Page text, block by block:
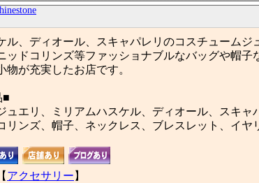
ル、ディオール、スキャパレリのコスチュームジ
ッドコリンズ等ファッショナブルなバッグや帽子
物が充実したお店です。
■
ュエリ、ミリアムハスケル、ディオール、スキャ
リンズ、帽子、ネックレス、ブレスレット、イヤ
アクセサリー 】